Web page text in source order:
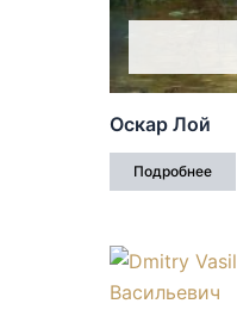
Оскар Лой
Подробнее